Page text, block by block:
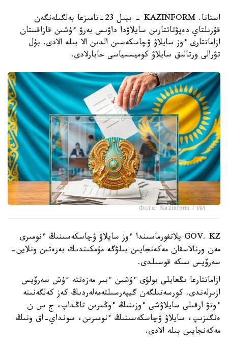
استانا. KAZINFORM - بيىل 23-تامىزعا بەلگىلەنگەن
قۇرىلتاي دەپۋتاتتارىن سايلاۋدا داۋىس بەرۋ ءۇشىن قازاقستان
ازاماتتارى ءوز سايلاۋ ۋچاسكەسىن الدىن الا بىلە الادى. بۇل
تۋرالى ورتالىق سايلاۋ كوميسسياسى حابارلادى.
Фото: Kazinform / ИИ
GOV. KZ پلاتفورماسىندا ءوز سايلاۋ ۋچاسكەسىنىڭ ءنومىرى
مەن ورنالاسقان مەكەنجايىن بىلۋگە مۇمكىندىك بەرەتىن ونلاين-
سەرۆيس ىسكە قوسىلدى.
ازاماتتارعا ىڭعايلى بولۋى ءۇشىن ءبىر مەزەتتە ءۇش سەرۆيس
ازىرلەندى. كورسەتىلگەن گيپەرسىلتەمەلەردىڭ كەز كەلگەنىنە
ءوتۋ ارقىلى سايلاۋشى ءوزىنىڭ ءوڭىرىن تاڭداپ، ج س ن
ەنگىزىپ، سايلاۋ ۋچاسكەسىنىڭ ءنومىرىن، سونداي-اق ونىڭ
مەكەنجايىن بىلە الادى.